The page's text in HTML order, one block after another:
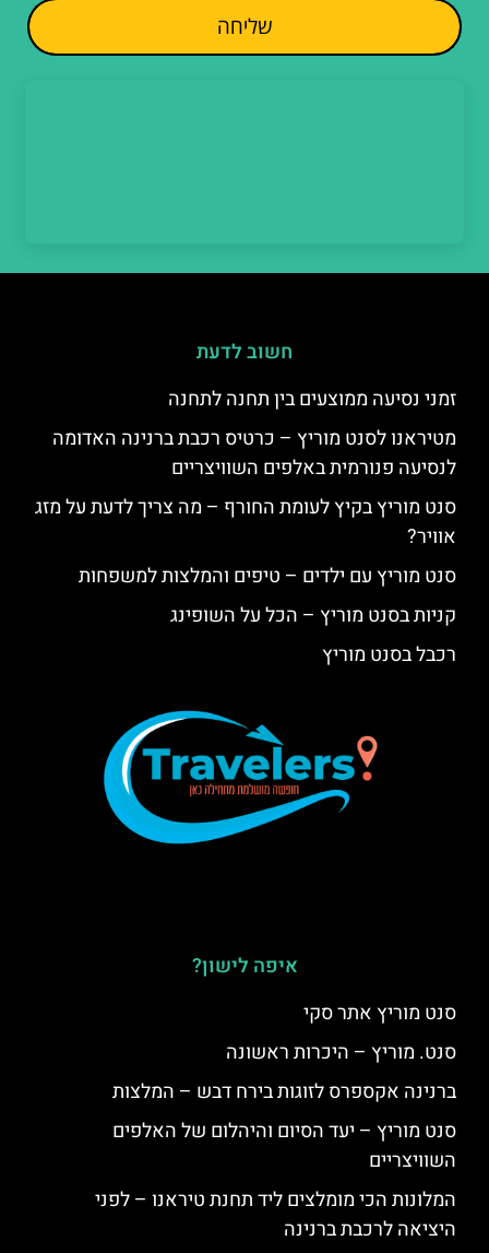
שליחה
חשוב לדעת
זמני נסיעה ממוצעים בין תחנה לתחנה
מטיראנו לסנט מוריץ – כרטיס רכבת ברנינה האדומה
לנסיעה פנורמית באלפים השוויצריים
סנט מוריץ בקיץ לעומת החורף – מה צריך לדעת על מזג
אוויר?
סנט מוריץ עם ילדים – טיפים והמלצות למשפחות
קניות בסנט מוריץ – הכל על השופינג
רכבל בסנט מוריץ
איפה לישון?
סנט מוריץ אתר סקי
סנט. מוריץ – היכרות ראשונה
ברנינה אקספרס לזוגות בירח דבש – המלצות
סנט מוריץ – יעד הסיום והיהלום של האלפים
השוויצריים
המלונות הכי מומלצים ליד תחנת טיראנו – לפני
היציאה לרכבת ברנינה